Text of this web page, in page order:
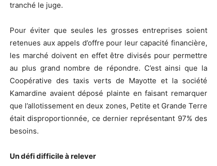
tranché le juge.
Pour éviter que seules les grosses entreprises soient
retenues aux appels d’offre pour leur capacité financière,
les marché doivent en effet être divisés pour permettre
au plus grand nombre de répondre. C’est ainsi que la
Coopérative des taxis verts de Mayotte et la société
Kamardine avaient déposé plainte en faisant remarquer
que l’allotissement en deux zones, Petite et Grande Terre
était disproportionnée, ce dernier représentant 97% des
besoins.
Un défi difficile à relever